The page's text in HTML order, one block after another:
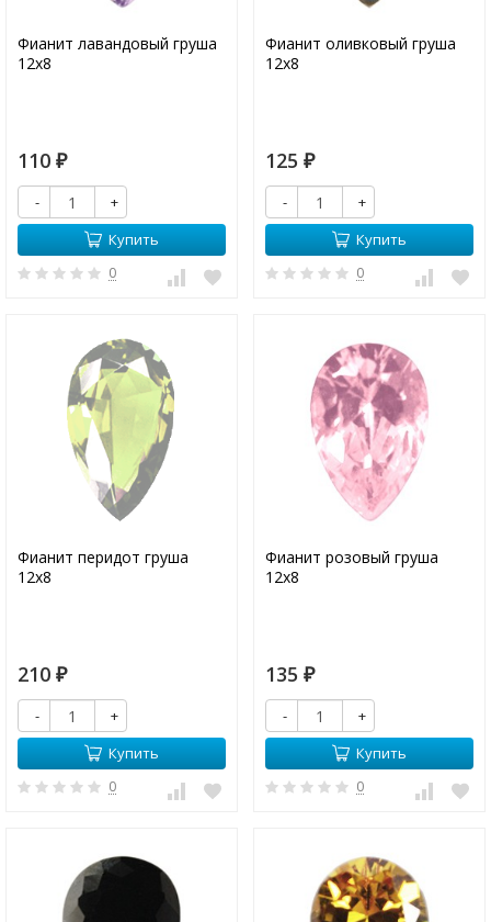
Фианит лавандовый груша
12х8
110 ₽
-
+
Купить
0
Фианит оливковый груша
12х8
125 ₽
-
+
Купить
0
Фианит перидот груша
12х8
210 ₽
-
+
Купить
0
Фианит розовый груша
12х8
135 ₽
-
+
Купить
0